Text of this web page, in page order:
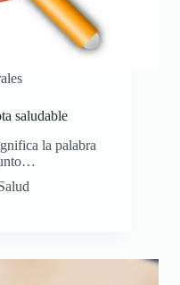
saludable
la palabra